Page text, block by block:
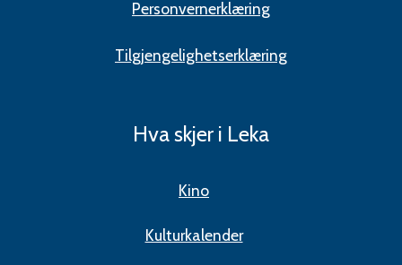
Personvernerklæring
Tilgjengelighetserklæring
Hva skjer i Leka
Kino
Kulturkalender